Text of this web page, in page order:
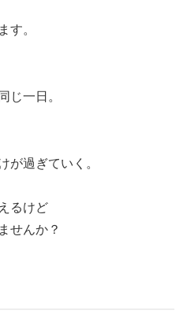
す。
じ一日。
が過ぎていく。
るけど
せんか？